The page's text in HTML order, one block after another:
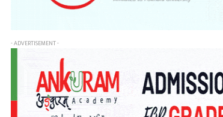
- ADVERTISEMENT -